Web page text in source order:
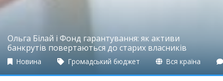
Ольга Білай і Фонд гарантування: як активи
банкрутів повертаються до старих власників
Новина Громадський бюджет Вся країна